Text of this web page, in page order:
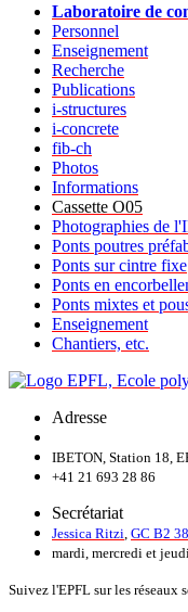
Laboratoire de
Personnel
Enseignement
Recherche
Publications
i-structures
i-concrete
fib-ch
Photos
Informations
Cassette O05
Photographies de
Ponts poutres
Ponts sur cintre fixe
Ponts en
Ponts mixtes et
Enseignement
Chantiers, etc.
Adresse
IBETON, Station 18,
+41 21 693 28 86
Secrétariat
Jessica Ritzi GC B2
mardi, mercredi et jeudi
Suivez l'EPFL sur les réseaux